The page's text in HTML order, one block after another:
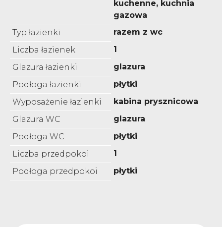
kuchenne, kuchnia
gazowa
Typ łazienki
razem z wc
Liczba łazienek
1
Glazura łazienki
glazura
Podłoga łazienki
płytki
Wyposażenie łazienki
kabina prysznicowa
Glazura WC
glazura
Podłoga WC
płytki
Liczba przedpokoi
1
Podłoga przedpokoi
płytki